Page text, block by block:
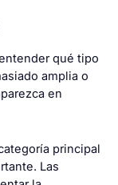
qué tipo
amplia o
en
principal
Las